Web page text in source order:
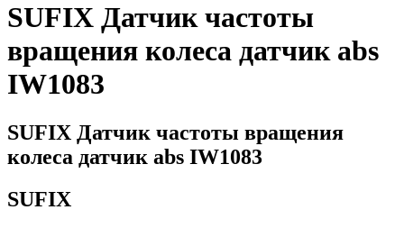
SUFIX Датчик частоты
вращения колеса датчик abs
IW1083
SUFIX Датчик частоты вращения
колеса датчик abs IW1083
SUFIX